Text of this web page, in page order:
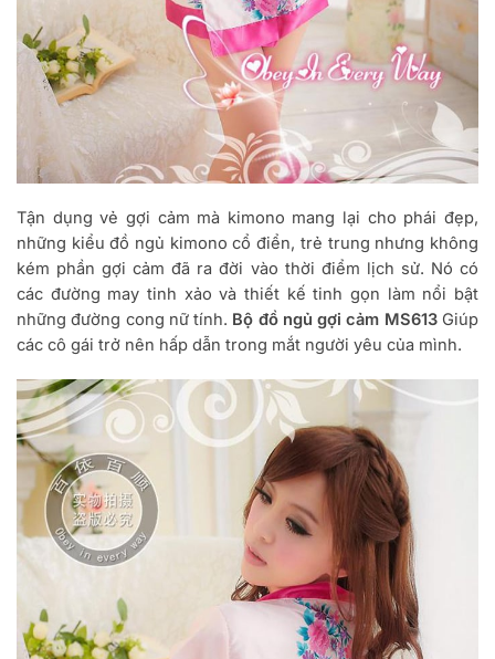
Tận dụng vẻ gợi cảm mà kimono mang lại cho phái đẹp,
những kiểu đồ ngủ kimono cổ điển, trẻ trung nhưng không
kém phần gợi cảm đã ra đời vào thời điểm lịch sử. Nó có
các đường may tinh xảo và thiết kế tinh gọn làm nổi bật
những đường cong nữ tính. Bộ đồ ngủ gợi cảm MS613Giúp
các cô gái trở nên hấp dẫn trong mắt người yêu của mình.